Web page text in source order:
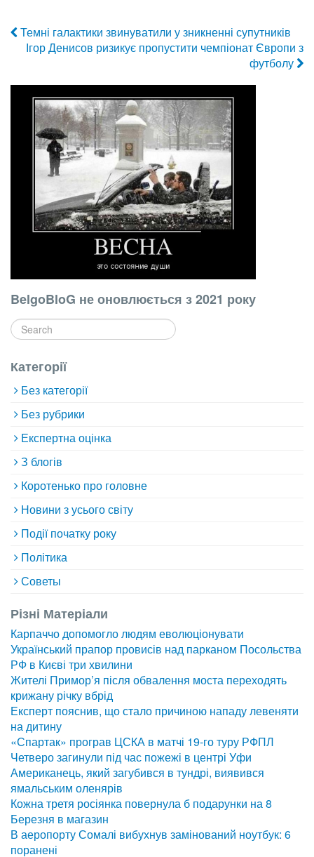
Темні галактики звинуватили у зникненні супутників
Ігор Денисов ризикує пропустити чемпіонат Європи з
футболу
BelgoBloG не оновлюється з 2021 року
Категорії
Без категорії
Без рубрики
Експертна оцінка
З блогів
Коротенько про головне
Новини з усього світу
Події початку року
Політика
Советы
Різні Матеріали
Карпаччо допомогло людям еволюціонувати
Український прапор провисів над парканом Посольства
РФ в Києві три хвилини
Жителі Примор’я після обвалення моста переходять
крижану річку вбрід
Експерт пояснив, що стало причиною нападу левеняти
на дитину
«Спартак» програв ЦСКА в матчі 19-го туру РФПЛ
Четверо загинули під час пожежі в центрі Уфи
Американець, який загубився в тундрі, виявився
ямальським оленярів
Кожна третя росіянка повернула б подарунки на 8
Березня в магазин
В аеропорту Сомалі вибухнув замінований ноутбук: 6
поранені